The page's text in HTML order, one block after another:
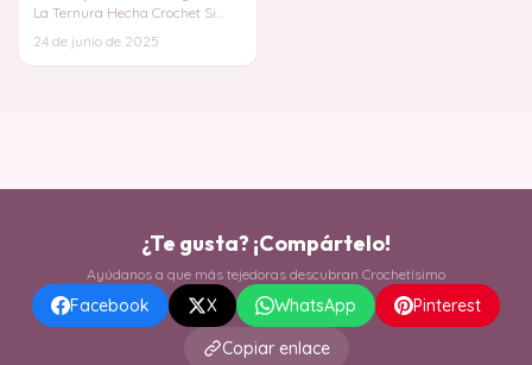
La Ternura Hecha Crochet Si
adorable, la Con
24 de junio de 2025
¿Te gusta? ¡Compártelo!
Ayúdanos a que más tejedoras descubran Crochetísimo
Facebook X WhatsApp
Pinterest
Copiar enlace